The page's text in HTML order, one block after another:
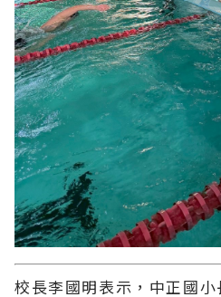
校長李國明表示，中正國